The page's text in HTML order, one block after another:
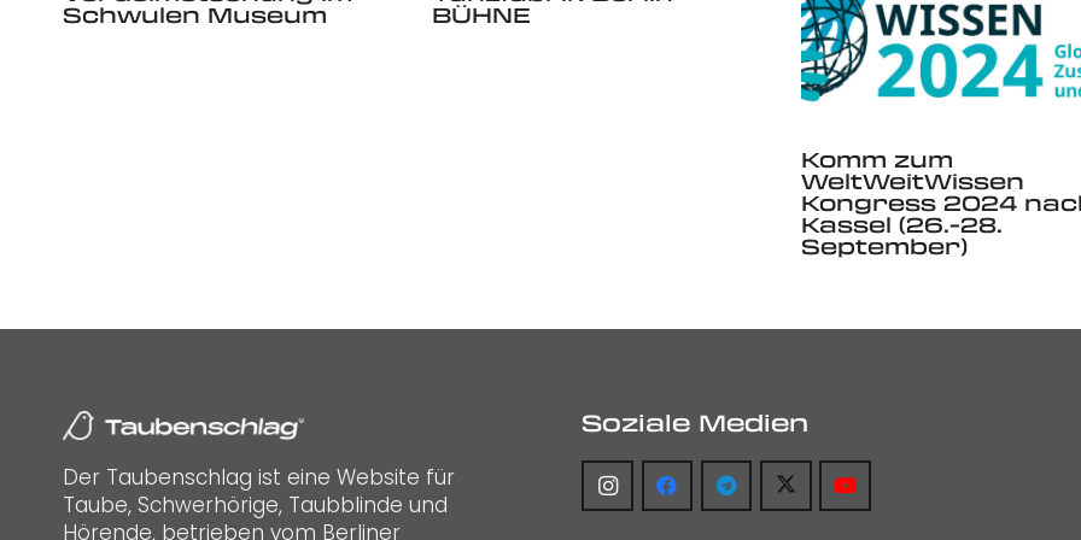
Schwulen Museum BÜHNE
Komm zum
WeltWeitWissen
Kongress 2024
Kassel (26.-28.
September)
Der Taubenschlag ist eine Website für
Taube, Schwerhörige, Taubblinde und
Hörende, betrieben vom Berliner
Soziale Medien